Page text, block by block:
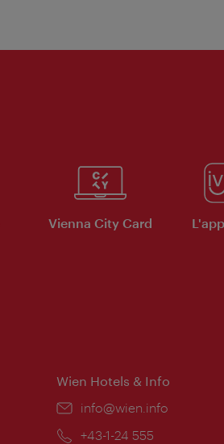
Vienna City Card
Wien Hotels & Info
E-
info@wien.info
Téléphone:
+43-1-24 555